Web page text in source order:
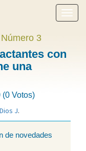
menú
3
con
una
(0 Votos)
J.
de novedades